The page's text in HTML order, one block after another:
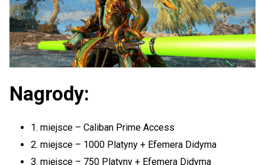
Nagrody:
1. miejsce – Caliban Prime Access
2. miejsce – 1000 Platyny + Efemera Didyma
3. miejsce – 750 Platyny + Efemera Didyma